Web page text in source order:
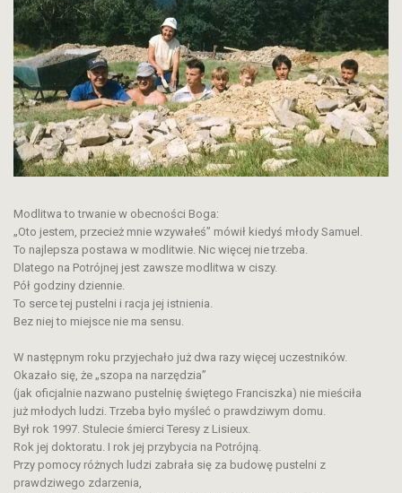
Modlitwa to trwanie w obecności Boga:
„Oto jestem, przecież mnie wzywałeś” mówił kiedyś młody Samuel.
To najlepsza postawa w modlitwie. Nic więcej nie trzeba.
Dlatego na Potrójnej jest zawsze modlitwa w ciszy.
Pół godziny dziennie.
To serce tej pustelni i racja jej istnienia.
Bez niej to miejsce nie ma sensu.
W następnym roku przyjechało już dwa razy więcej uczestników.
Okazało się, że „szopa na narzędzia”
(jak oficjalnie nazwano pustelnię świętego Franciszka) nie mieściła
już młodych ludzi. Trzeba było myśleć o prawdziwym domu.
Był rok 1997. Stulecie śmierci Teresy z Lisieux.
Rok jej doktoratu. I rok jej przybycia na Potrójną.
Przy pomocy różnych ludzi zabrała się za budowę pustelni z
prawdziwego zdarzenia,